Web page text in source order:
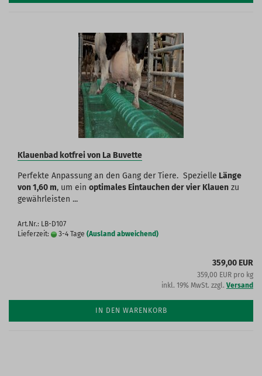
Klauenbad kotfrei von La Buvette
Perfekte Anpassung an den Gang der Tiere. Spezielle Länge
von 1,60 m, um ein optimales Eintauchen der vier Klauen zu
gewährleisten ...
Art.Nr.: LB-D107
Lieferzeit:
3-4 Tage (Ausland abweichend)
359,00 EUR
359,00 EUR pro kg
inkl. 19% MwSt. zzgl. Versand
IN DEN WARENKORB